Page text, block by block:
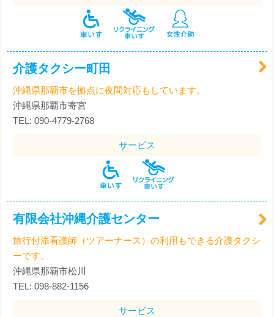
介護タクシー町田
沖縄県那覇市を拠点に夜間対応もしています。
沖縄県那覇市寄宮
TEL: 090-4779-2768
サービス
有限会社沖縄介護センター
旅行付添看護師（ツアーナース）の利用もできる介護タクシ
ーです。
沖縄県那覇市松川
TEL: 098-882-1156
サービス